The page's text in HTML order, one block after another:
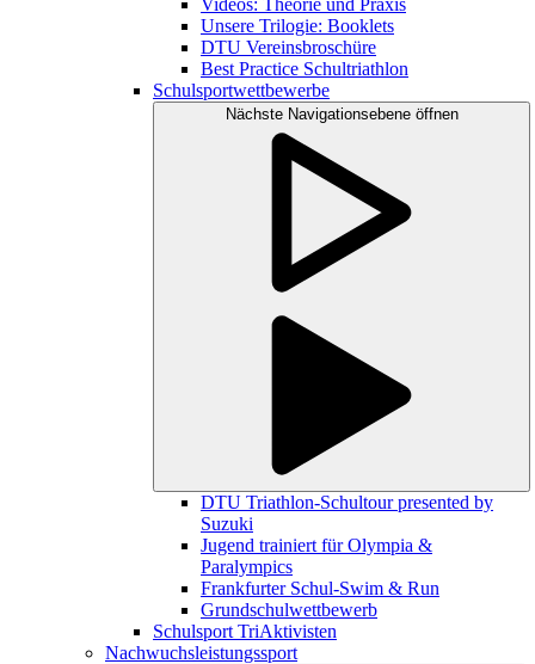
Unsere Trilogie: Booklets
DTU Vereinsbroschüre
Best Practice Schultriathlon
Schulsportwettbewerbe
Nächste Navigationsebene öffnen
DTU Triathlon-Schultour presented by
Suzuki
Jugend trainiert für Olympia &
Paralympics
Frankfurter Schul-Swim & Run
Grundschulwettbewerb
Schulsport TriAktivisten
Nachwuchsleistungssport